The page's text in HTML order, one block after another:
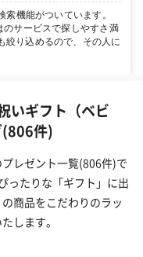
機能がついています。
サービスで探しやすさ満
絞り込めるので、その人に
いギフト（ベビ
(806件)
レゼント一覧(806件)で
ったりな「ギフト」に出
商品をこだわりのラッ
します。